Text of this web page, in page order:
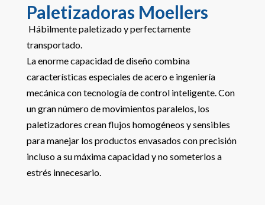
Paletizadoras Moellers
Hábilmente paletizado y perfectamente
transportado.
La enorme capacidad de diseño combina
características especiales de acero e ingeniería
mecánica con tecnología de control inteligente. Con
un gran número de movimientos paralelos, los
paletizadores crean flujos homogéneos y sensibles
para manejar los productos envasados con precisión
incluso a su máxima capacidad y no someterlos a
estrés innecesario.